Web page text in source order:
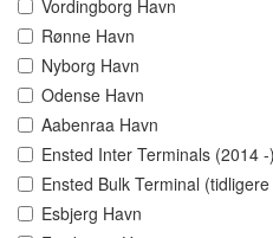
Vordingborg Havn
Rønne Havn
Nyborg Havn
Odense Havn
Aabenraa Havn
Ensted Inter Terminals (2014 -)
Ensted Bulk Terminal
Esbjerg Havn